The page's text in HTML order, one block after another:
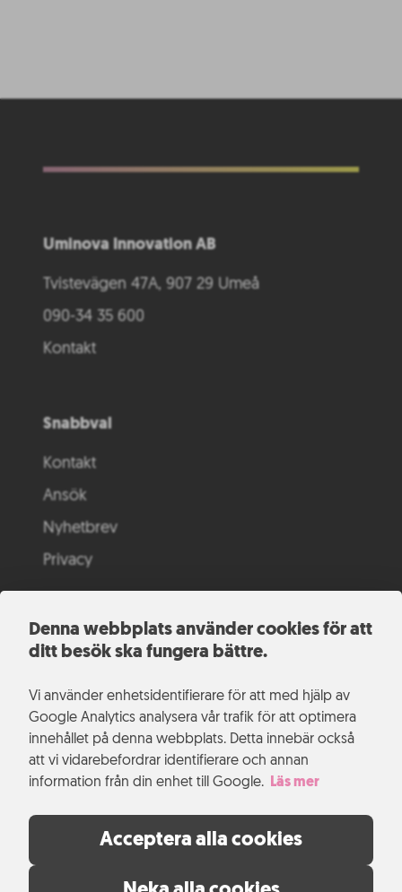
Denna webbplats använder cookies för att
ditt besök ska fungera bättre.
Vi använder enhetsidentifierare för att med hjälp av
Google Analytics analysera vår trafik för att optimera
innehållet på denna webbplats. Detta innebär också
att vi vidarebefordrar identifierare och annan
information från din enhet till Google.
Läs mer
Acceptera alla cookies
Uminova Innovation AB
Tvistevägen 47A, 907 29 Umeå
090-34 35 600
Kontakt
Snabbval
Kontakt
Ansök
Nyhetbrev
Privacy